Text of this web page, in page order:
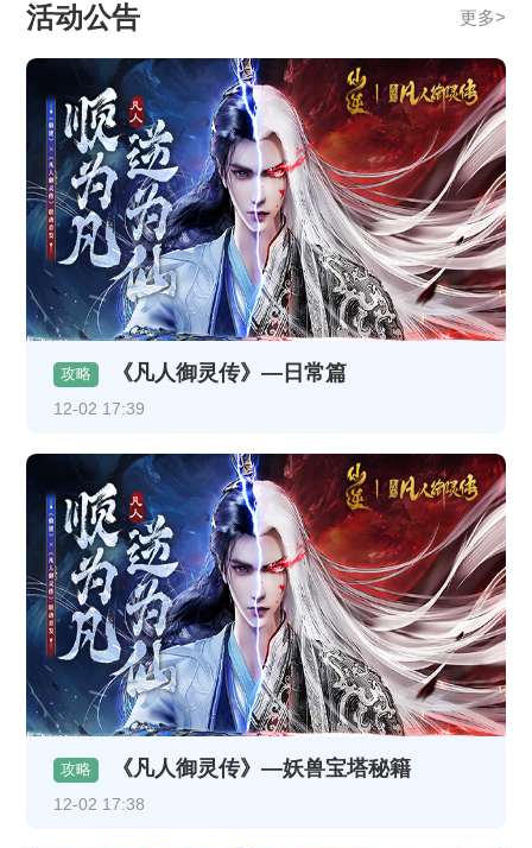
活动公告 更多>
攻略 《凡人御灵传》—日常篇
12-02 17:39
攻略 《凡人御灵传》—妖兽宝塔秘籍
12-02 17:38